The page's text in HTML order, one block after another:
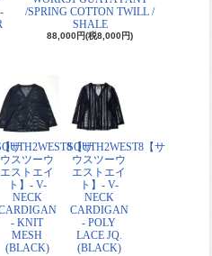
/SPRING COTTON TWILL /
SHALE
88,000円(税8,000円)
サ
【サ
ウスツーウ
エストエイ
ト】- V-
NECK
- KNIT
MESH
(BLACK)
SOUTH2WEST8【サ
ウスツーウ
エストエイ
ト】- V-
NECK
CARDIGAN
- POLY
LACE JQ.
(BLACK)